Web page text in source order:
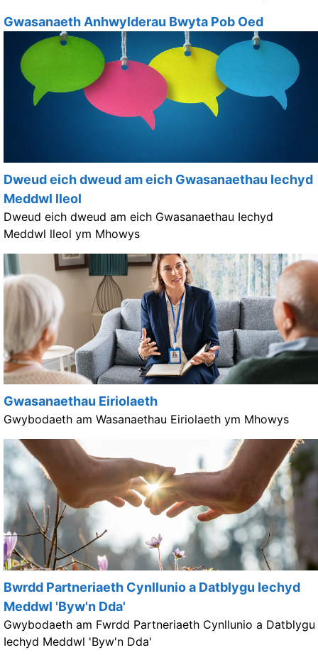
Gwasanaeth Anhwylderau Bwyta Pob Oed
Dweud eich dweud am eich Gwasanaethau Iechyd
Meddwl lleol
Dweud eich dweud am eich Gwasanaethau Iechyd
Meddwl lleol ym Mhowys
Gwasanaethau Eiriolaeth
Gwybodaeth am Wasanaethau Eiriolaeth ym Mhowys
Bwrdd Partneriaeth Cynllunio a Datblygu Iechyd
Meddwl 'Byw'n Dda'
Gwybodaeth am Fwrdd Partneriaeth Cynllunio a Datblygu
Iechyd Meddwl 'Byw'n Dda'